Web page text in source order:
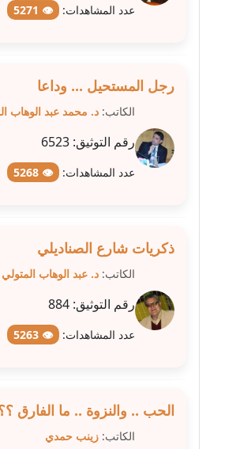
مدونة سمير حماد
عاملة
مدونة سهر صيام
عاملة
مدونة سهير عسكر
عاملة
مدونة سوزان بهنسي
عاملة
مدونة شادي الربابعة
عدد المشاهدات: 👁 5271
رجل المستحيل ... وداعا
الكاتب: د. محمد عبد الوهاب
رقم التوثيق: 6523
عدد المشاهدات: 👁 5268
ذكريات شارع الصناديلي
الكاتب: د. عبد الوهاب المتولي
رقم التوثيق: 884
عدد المشاهدات: 👁 5263
الحب .. والنزوة .. ما الفارق
الكاتب: زينب حمدي